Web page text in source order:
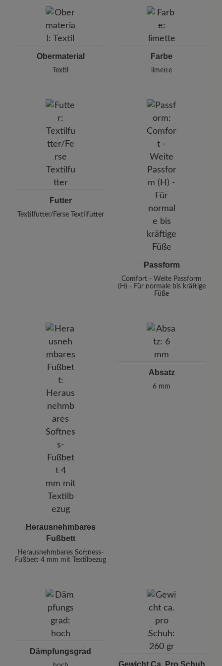
lassen Sie es kurz einwirken.
Pleidelsheimer Str. 15/1, 74321 Bietigheim-Bissingen,
E-mail:
kundenbetreuung@baer-schuhe.de
Obermaterial
Textil
Farbe
limette
Futter
Textilfutter/Ferse Textilfutter
Passform
Comfort - Weite Passform
(H) - Für normale bis kräftige
Füße
Herausnehmbares
Fußbett
Herausnehmbares Softness-
Fußbett 4 mm mit Textilbezug
Absatz
6 mm
Dämpfungsgrad
Gewicht Ca. Pro Schuh